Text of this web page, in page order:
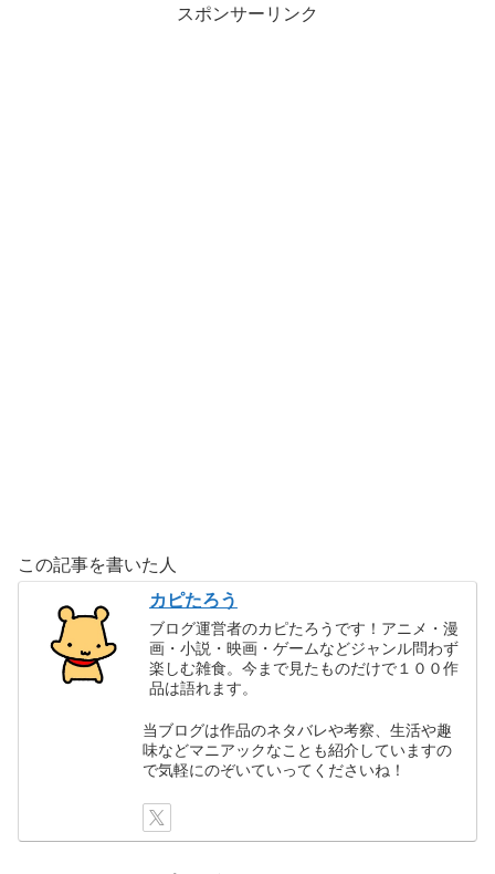
スポンサーリンク
この記事を書いた人
カピたろう
ブログ運営者のカピたろうです！アニメ・漫
画・小説・映画・ゲームなどジャンル問わず
楽しむ雑食。今まで見たものだけで１００作
品は語れます。
当ブログは作品のネタバレや考察、生活や趣
味などマニアックなことも紹介していますの
で気軽にのぞいていってくださいね！